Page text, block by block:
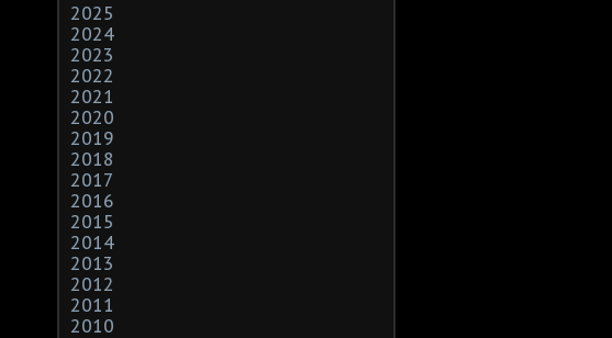
2025
2024
2023
2022
2021
2020
2019
2018
2017
2016
2015
2014
2013
2012
2011
2010